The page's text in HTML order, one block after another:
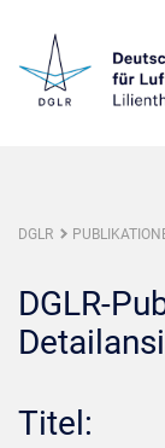
DGLR
DGLR-
Titel: